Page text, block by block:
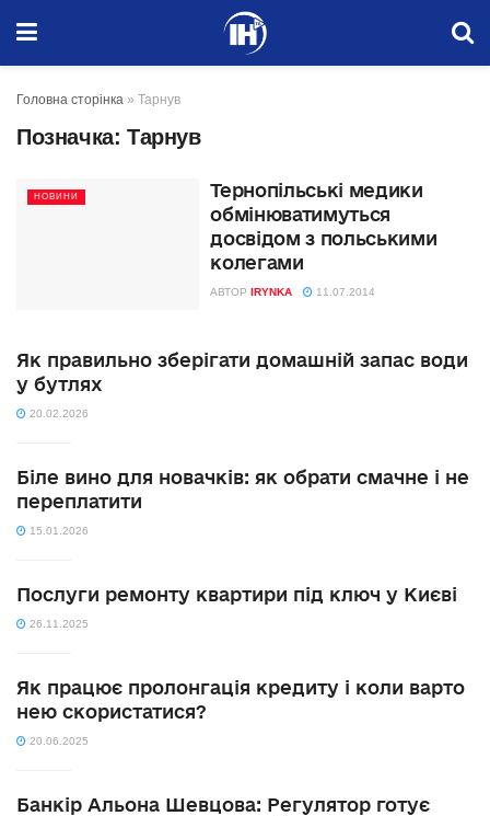
Головна сторінка » Тарнув
Позначка: Тарнув
НОВИНИ
Тернопільські медики
обмінюватимуться
досвідом з польськими
колегами
АВТОР IRYNKA 11.07.2014
Як правильно зберігати домашній запас води
у бутлях
20.02.2026
Біле вино для новачків: як обрати смачне і не
переплатити
15.01.2026
Послуги ремонту квартири під ключ у Києві
26.11.2025
Як працює пролонгація кредиту і коли варто
нею скористатися?
20.06.2025
Банкір Альона Шевцова: Регулятор готує